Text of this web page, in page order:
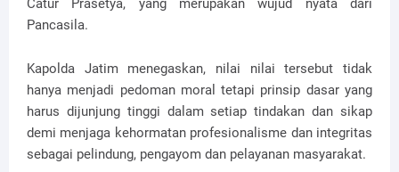
Catur Prasetya, yang merupakan wujud nyata dari
Pancasila.
Kapolda Jatim menegaskan, nilai nilai tersebut tidak
hanya menjadi pedoman moral tetapi prinsip dasar yang
harus dijunjung tinggi dalam setiap tindakan dan sikap
demi menjaga kehormatan profesionalisme dan integritas
sebagai pelindung, pengayom dan pelayanan masyarakat.